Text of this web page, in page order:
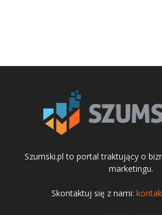
Szumski.pl to portal traktujący o
marketingu.
Skontaktuj się z nami: